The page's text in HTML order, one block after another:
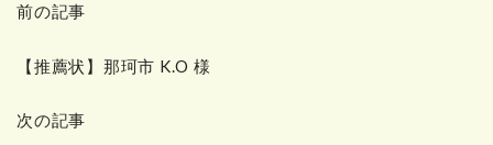
リ
前の記事
【推薦状】那珂市 K.O 様
次の記事